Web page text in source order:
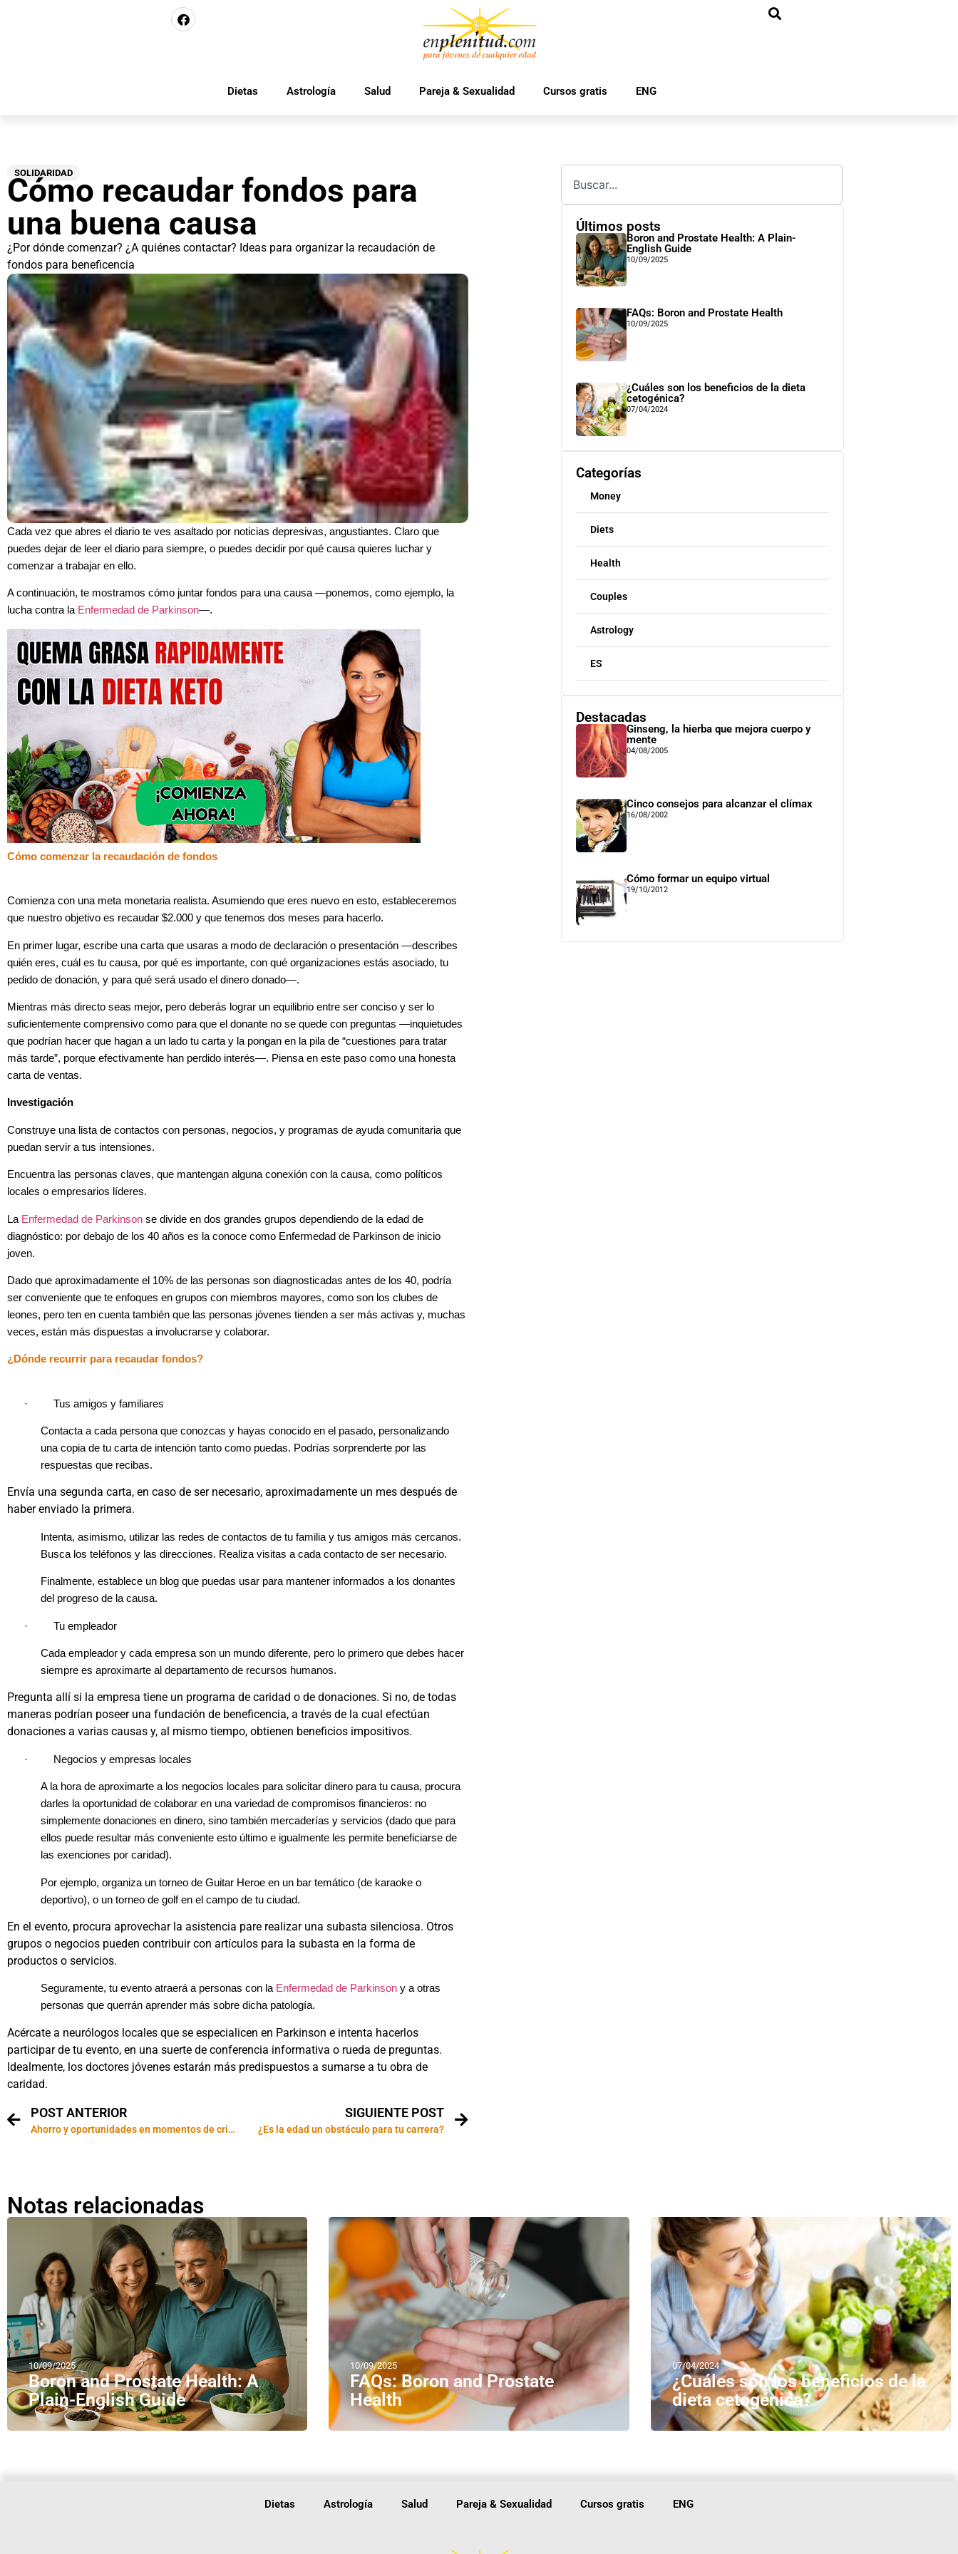
Dietas Astrología Salud Pareja & Sexualidad Cursos gratis ENG
SOLIDARIDAD
Cómo recaudar fondos para
una buena causa
¿Por dónde comenzar? ¿A quiénes contactar? Ideas para organizar la recaudación de
fondos para beneficencia
Cada vez que abres el diario te ves asaltado por noticias depresivas, angustiantes. Claro que
puedes dejar de leer el diario para siempre, o puedes decidir por qué causa quieres luchar y
comenzar a trabajar en ello.
A continuación, te mostramos cómo juntar fondos para una causa —ponemos, como ejemplo, la
lucha contra la Enfermedad de Parkinson—.
Cómo comenzar la recaudación de fondos
Comienza con una meta monetaria realista. Asumiendo que eres nuevo en esto, estableceremos
que nuestro objetivo es recaudar $2.000 y que tenemos dos meses para hacerlo.
En primer lugar, escribe una carta que usaras a modo de declaración o presentación —describes
quién eres, cuál es tu causa, por qué es importante, con qué organizaciones estás asociado, tu
pedido de donación, y para qué será usado el dinero donado—.
Mientras más directo seas mejor, pero deberás lograr un equilibrio entre ser conciso y ser lo
suficientemente comprensivo como para que el donante no se quede con preguntas —inquietudes
que podrían hacer que hagan a un lado tu carta y la pongan en la pila de “cuestiones para tratar
más tarde”, porque efectivamente han perdido interés—. Piensa en este paso como una honesta
carta de ventas.
Investigación
Construye una lista de contactos con personas, negocios, y programas de ayuda comunitaria que
puedan servir a tus intensiones.
Encuentra las personas claves, que mantengan alguna conexión con la causa, como políticos
locales o empresarios líderes.
La Enfermedad de Parkinson se divide en dos grandes grupos dependiendo de la edad de
diagnóstico: por debajo de los 40 años es la conoce como Enfermedad de Parkinson de inicio
joven.
Dado que aproximadamente el 10% de las personas son diagnosticadas antes de los 40, podría
ser conveniente que te enfoques en grupos con miembros mayores, como son los clubes de
leones, pero ten en cuenta también que las personas jóvenes tienden a ser más activas y, muchas
veces, están más dispuestas a involucrarse y colaborar.
¿Dónde recurrir para recaudar fondos?
· Tus amigos y familiares
Contacta a cada persona que conozcas y hayas conocido en el pasado, personalizando
una copia de tu carta de intención tanto como puedas. Podrías sorprenderte por las
respuestas que recibas.
Envía una segunda carta, en caso de ser necesario, aproximadamente un mes después de
haber enviado la primera.
Intenta, asimismo, utilizar las redes de contactos de tu familia y tus amigos más cercanos.
Busca los teléfonos y las direcciones. Realiza visitas a cada contacto de ser necesario.
Finalmente, establece un blog que puedas usar para mantener informados a los donantes
del progreso de la causa.
· Tu empleador
Cada empleador y cada empresa son un mundo diferente, pero lo primero que debes hacer
siempre es aproximarte al departamento de recursos humanos.
Pregunta allí si la empresa tiene un programa de caridad o de donaciones. Si no, de todas
maneras podrían poseer una fundación de beneficencia, a través de la cual efectúan
donaciones a varias causas y, al mismo tiempo, obtienen beneficios impositivos.
· Negocios y empresas locales
A la hora de aproximarte a los negocios locales para solicitar dinero para tu causa, procura
darles la oportunidad de colaborar en una variedad de compromisos financieros: no
simplemente donaciones en dinero, sino también mercaderías y servicios (dado que para
ellos puede resultar más conveniente esto último e igualmente les permite beneficiarse de
las exenciones por caridad).
Por ejemplo, organiza un torneo de Guitar Heroe en un bar temático (de karaoke o
deportivo), o un torneo de golf en el campo de tu ciudad.
En el evento, procura aprovechar la asistencia pare realizar una subasta silenciosa. Otros
grupos o negocios pueden contribuir con artículos para la subasta en la forma de
productos o servicios.
Seguramente, tu evento atraerá a personas con la Enfermedad de Parkinson y a otras
personas que querrán aprender más sobre dicha patología.
Acércate a neurólogos locales que se especialicen en Parkinson e intenta hacerlos
participar de tu evento, en una suerte de conferencia informativa o rueda de preguntas.
Idealmente, los doctores jóvenes estarán más predispuestos a sumarse a tu obra de
caridad.
POST ANTERIOR
Ahorro y oportunidades en momentos de crisis
SIGUIENTE POST
¿Es la edad un obstáculo para tu carrera?
Últimos posts
Boron and Prostate Health: A Plain-
English Guide
10/09/2025
FAQs: Boron and Prostate Health
10/09/2025
¿Cuáles son los beneficios de la dieta
cetogénica?
07/04/2024
Categorías
Money
Diets
Health
Couples
Astrology
ES
Destacadas
Ginseng, la hierba que mejora cuerpo y
mente
04/08/2005
Cinco consejos para alcanzar el clímax
16/08/2002
Cómo formar un equipo virtual
19/10/2012
Notas relacionadas
10/09/2025
Boron and Prostate Health: A
Plain-English Guide
10/09/2025
FAQs: Boron and Prostate
Health
07/04/2024
¿Cuáles son los beneficios de la
dieta cetogénica?
Dietas Astrología Salud Pareja & Sexualidad Cursos gratis ENG